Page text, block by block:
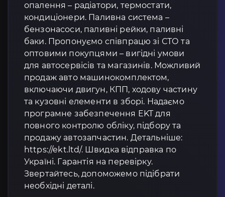
опалення – радіатори, термостати,
кондиціонери. Паливна система –
бензонасоси, паливні рейки, паливні
баки. Пропонуємо співпрацю зі СТО та
оптовими покупцями – вигідні умови
для автосервісів та магазинів. Можливий
продаж авто машинокомплектом,
включаючи двигун, КПП, ходову частину
та кузовні елементи в зборі. Надаємо
програмне забезпечення EKT для
повного контролю обліку, підбору та
продажу автозапчастин. Детальніше:
https://ekt.ltd/. Швидка відправка по
Україні. Гарантія на перевірку.
Звертайтесь, допоможемо підібрати
необхідні деталі.